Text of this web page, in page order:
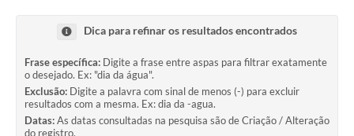
Legislação
Arquivos
Dica para refinar os resultados encontrados
Frase específica: Digite a frase entre aspas para filtrar exatamente
o desejado. Ex: "dia da água".
Exclusão: Digite a palavra com sinal de menos (-) para excluir
resultados com a mesma. Ex: dia da -agua.
Datas:As datas consultadas na pesquisa são de Criação / Alteração
do registro.